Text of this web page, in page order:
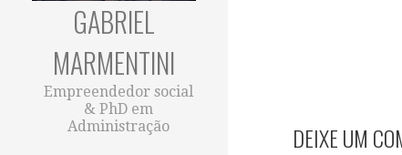
GABRIEL
MARMENTINI
Empreendedor social
& PhD em
Administração
DEIXE UM